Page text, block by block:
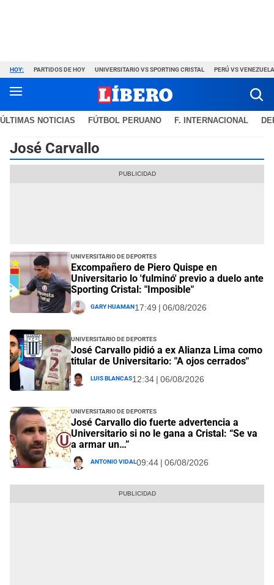
HOY: PARTIDOS DE HOY UNIVERSITARIO VS SPORTING CRISTAL PERÚ VS VENEZUELA
ÚLTIMAS NOTICIAS FÚTBOL PERUANO F. INTERNACIONAL
José Carvallo
Universitario de Deportes
Excompañero de Piero Quispe en
Universitario lo 'fulminó' previo a duelo ante
Sporting Cristal: "Imposible"
Gary Huaman17:49 | 06/08/2026
Universitario de Deportes
José Carvallo pidió a ex Alianza Lima como
titular de Universitario: "A ojos cerrados"
Luis Blancas12:34 | 06/08/2026
Universitario de Deportes
José Carvallo dio fuerte advertencia a
Universitario si no le gana a Cristal: “Se va
a armar un…”
Antonio Vidal09:44 | 06/08/2026